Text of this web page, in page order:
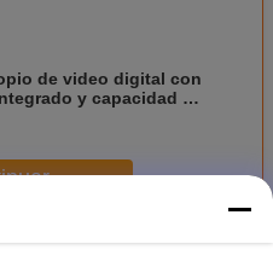
de video digital con
y capacidad de